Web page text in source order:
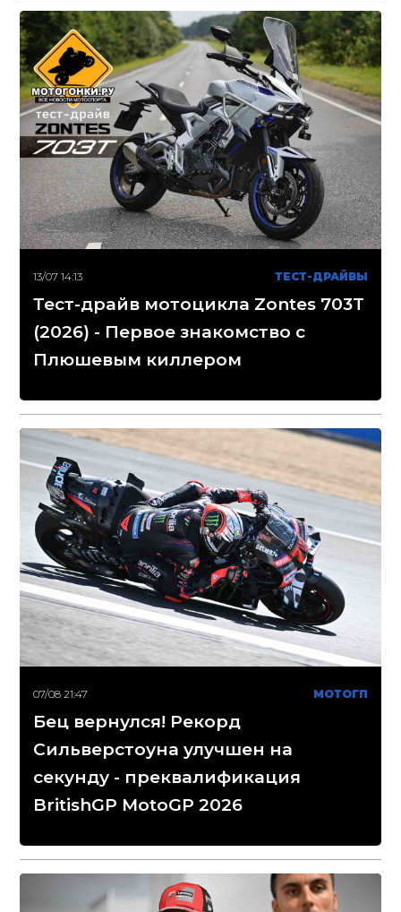
13/07 14:13 ТЕСТ-ДРАЙВЫ
Тест-драйв мотоцикла Zontes 703T
(2026) - Первое знакомство с
Плюшевым киллером
07/08 21:47 МОТОГП
Бец вернулся! Рекорд
Сильверстоуна улучшен на
секунду - преквалификация
BritishGP MotoGP 2026